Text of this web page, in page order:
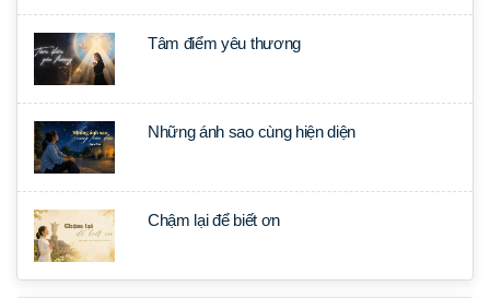
Tâm điểm yêu thương
Những ánh sao cùng hiện diện
Chậm lại để biết ơn